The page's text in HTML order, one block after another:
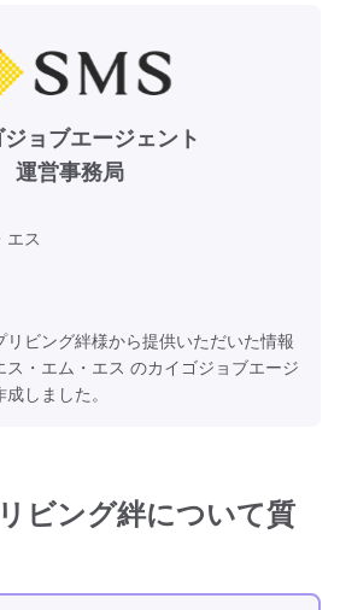
ョブエージェント
運営事務局
エス
ビング絆様から提供いただいた情報
ス・エム・エス のカイゴジョブエージ
しました。
ビング絆について質